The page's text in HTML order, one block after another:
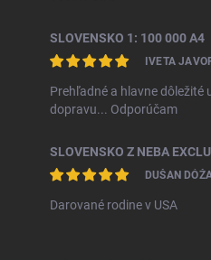
SLOVENSKO 1: 100 000 A4
IVETA
Prehľadné a hlavne dôležité
dopravu... Odporúčam
SLOVENSKO Z NEBA
DUŠAN
Darované rodine v USA